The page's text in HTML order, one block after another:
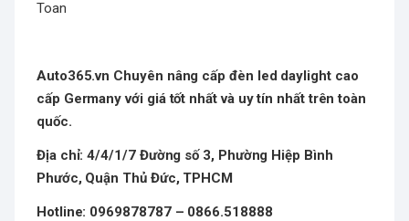
Auto365.vn Chuyên nâng cấp đèn led daylight cao
cấp Germany với giá tốt nhất và uy tín nhất trên toàn
quốc.
Địa chỉ: 4/4/1/7 Đường số 3, Phường Hiệp Bình
Phước, Quận Thủ Đức, TPHCM
Hotline: 0969878787 – 0866.518888